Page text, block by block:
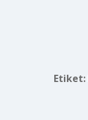
Etiket: